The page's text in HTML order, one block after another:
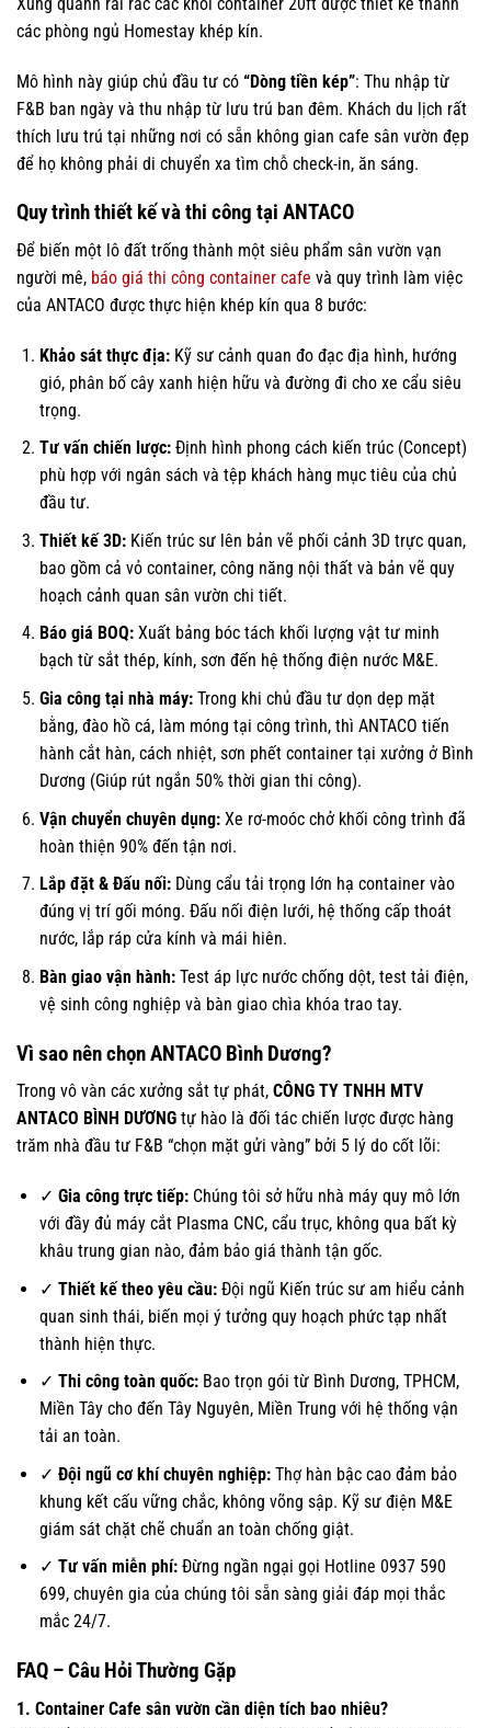
các phòng ngủ Homestay khép kín.
Mô hình này giúp chủ đầu tư có “Dòng tiền kép”: Thu nhập từ
F&B ban ngày và thu nhập từ lưu trú ban đêm. Khách du lịch rất
thích lưu trú tại những nơi có sẵn không gian cafe sân vườn đẹp
để họ không phải di chuyển xa tìm chỗ check-in, ăn sáng.
Quy trình thiết kế và thi công tại ANTACO
Để biến một lô đất trống thành một siêu phẩm sân vườn vạn
người mê, báo giá thi công container cafe và quy trình làm việc
của ANTACO được thực hiện khép kín qua 8 bước:
Khảo sát thực địa:Kỹ sư cảnh quan đo đạc địa hình, hướng
gió, phân bố cây xanh hiện hữu và đường đi cho xe cẩu siêu
trọng.
Tư vấn chiến lược:Định hình phong cách kiến trúc (Concept)
phù hợp với ngân sách và tệp khách hàng mục tiêu của chủ
đầu tư.
Thiết kế 3D:Kiến trúc sư lên bản vẽ phối cảnh 3D trực quan,
bao gồm cả vỏ container, công năng nội thất và bản vẽ quy
hoạch cảnh quan sân vườn chi tiết.
Báo giá BOQ:Xuất bảng bóc tách khối lượng vật tư minh
bạch từ sắt thép, kính, sơn đến hệ thống điện nước M&E.
Gia công tại nhà máy:Trong khi chủ đầu tư dọn dẹp mặt
bằng, đào hồ cá, làm móng tại công trình, thì ANTACO tiến
hành cắt hàn, cách nhiệt, sơn phết container tại xưởng ở Bình
Dương (Giúp rút ngắn 50% thời gian thi công).
Vận chuyển chuyên dụng:Xe rơ-moóc chở khối công trình đã
hoàn thiện 90% đến tận nơi.
Lắp đặt & Đấu nối:Dùng cẩu tải trọng lớn hạ container vào
đúng vị trí gối móng. Đấu nối điện lưới, hệ thống cấp thoát
nước, lắp ráp cửa kính và mái hiên.
Bàn giao vận hành:Test áp lực nước chống dột, test tải điện,
vệ sinh công nghiệp và bàn giao chìa khóa trao tay.
Vì sao nên chọn ANTACO Bình Dương?
Trong vô vàn các xưởng sắt tự phát, CÔNG TY TNHH MTV
ANTACO BÌNH DƯƠNG tự hào là đối tác chiến lược được hàng
trăm nhà đầu tư F&B “chọn mặt gửi vàng” bởi 5 lý do cốt lõi:
✓ Gia công trực tiếp:Chúng tôi sở hữu nhà máy quy mô lớn
với đầy đủ máy cắt Plasma CNC, cẩu trục, không qua bất kỳ
khâu trung gian nào, đảm bảo giá thành tận gốc.
✓ Thiết kế theo yêu cầu:Đội ngũ Kiến trúc sư am hiểu cảnh
quan sinh thái, biến mọi ý tưởng quy hoạch phức tạp nhất
thành hiện thực.
✓ Thi công toàn quốc:Bao trọn gói từ Bình Dương, TPHCM,
Miền Tây cho đến Tây Nguyên, Miền Trung với hệ thống vận
tải an toàn.
✓ Đội ngũ cơ khí chuyên nghiệp:Thợ hàn bậc cao đảm bảo
khung kết cấu vững chắc, không võng sập. Kỹ sư điện M&E
giám sát chặt chẽ chuẩn an toàn chống giật.
✓ Tư vấn miễn phí:Đừng ngần ngại gọi Hotline 0937 590
699, chuyên gia của chúng tôi sẵn sàng giải đáp mọi thắc
mắc 24/7.
FAQ – Câu Hỏi Thường Gặp
1. Container Cafe sân vườn cần diện tích bao nhiêu?